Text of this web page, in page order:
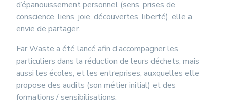
d’épanouissement personnel (sens, prises de
conscience, liens, joie, découvertes, liberté), elle a
envie de partager.
Far Waste a été lancé afin d’accompagner les
particuliers dans la réduction de leurs déchets, mais
aussi les écoles, et les entreprises, auxquelles elle
propose des audits (son métier initial) et des
formations / sensibilisations.